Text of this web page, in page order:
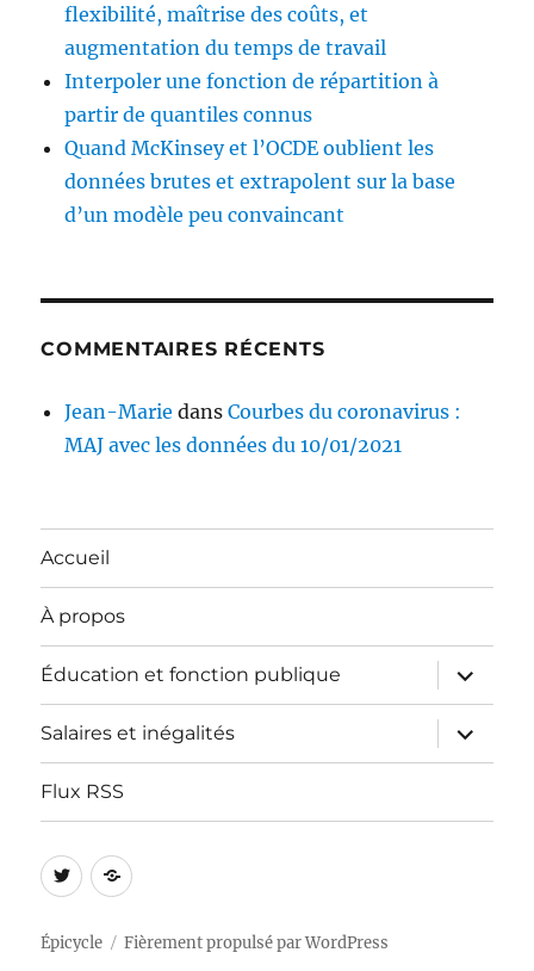
flexibilité, maîtrise des coûts, et
augmentation du temps de travail
Interpoler une fonction de répartition à
partir de quantiles connus
Quand McKinsey et l’OCDE oublient les
données brutes et extrapolent sur la base
d’un modèle peu convaincant
COMMENTAIRES RÉCENTS
Jean-Marie dansCourbes du coronavirus :
MAJ avec les données du 10/01/2021
Accueil
À propos
Éducation et fonction publique
ouvrir
le
sous-
menu
Salaires et inégalités
ouvrir
le
sous-
Flux RSS
TwitterMastodon
Épicycle Fièrement propulsé par WordPress